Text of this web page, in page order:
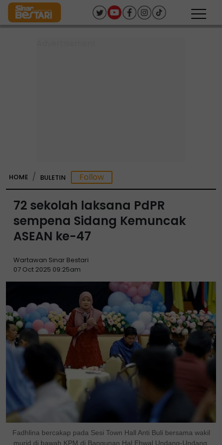
HOME BULETIN
72 sekolah laksana PdPR
sempena Sidang Kemuncak
ASEAN ke-47
Wartawan Sinar Bestari
07 Oct 2025 09:25am
Fadhlina bercakap pada Sesi Town Hall Anti Buli bersama wakil
murid di bawah KPM di Bangunan Hal Ehwal Undang-Undang.